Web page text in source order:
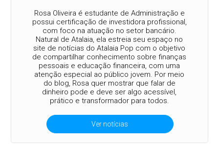
Rosa Oliveira é estudante de Administração e
possui certificação de investidora profissional,
com foco na atuação no setor bancário.
Natural de Atalaia, ela estreia seu espaço no
site de notícias do Atalaia Pop com o objetivo
de compartilhar conhecimento sobre finanças
pessoais e educação financeira, com uma
atenção especial ao público jovem. Por meio
do blog, Rosa quer mostrar que falar de
dinheiro pode e deve ser algo acessível,
prático e transformador para todos.
Ver notícias